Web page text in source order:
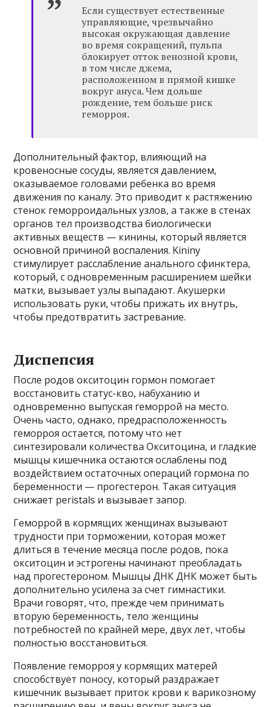
Если существует естественные
управляющие, чрезвычайно
высокая окружающая давление
во время сокращений, пульпа
блокирует отток венозной крови,
в том числе джема,
расположенном в прямой кишке
вокруг ануса. Чем дольше
рождение, тем больше риск
геморроя.
Дополнительный фактор, влияющий на
кровеносные сосуды, является давлением,
оказываемое головами ребенка во время
движения по каналу. Это приводит к растяжению
стенок геморроидальных узлов, а также в стенах
органов тел производства биологически
активных веществ — кинины, который является
основной причиной воспаления. Kininy
стимулирует расслабление анального сфинктера,
который, с одновременным расширением шейки
матки, вызывает узлы выпадают. Акушерки
использовать руки, чтобы прижать их внутрь,
чтобы предотвратить застревание.
Диспепсия
После родов окситоцин гормон помогает
восстановить статус-кво, набуханию и
одновременно выпуская геморрой на место.
Очень часто, однако, предрасположенность
геморроя остается, потому что нет
синтезировали количества Окситоцина, и гладкие
мышцы кишечника остаются ослаблены под
воздействием остаточных операций гормона по
беременности — прогестерон. Такая ситуация
снижает peristals и вызывает запор.
Геморрой в кормящих женщинах вызывают
трудности при торможении, которая может
длиться в течение месяца после родов, пока
окситоцин и эстрогены начинают преобладать
над прогестероном. Мышцы ДНК ДНК может быть
дополнительно усилена за счет гимнастики.
Врачи говорят, что, прежде чем принимать
вторую беременность, тело женщины
потребностей по крайней мере, двух лет, чтобы
полностью восстановиться.
Появление геморроя у кормящих матерей
способствует поносу, который раздражает
кишечник вызывает приток крови к варикозному